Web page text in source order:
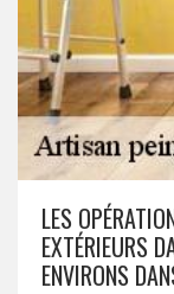
LES
EXTÉRIEURS
ENVIRONS